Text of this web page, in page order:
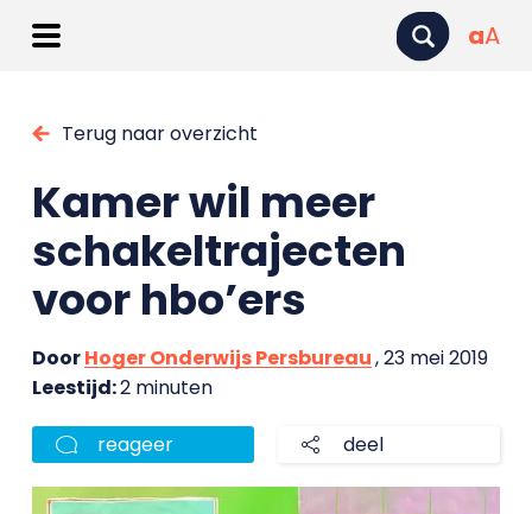
aA
Terug naar overzicht
Kamer wil meer
schakeltrajecten
voor hbo’ers
DoorHoger Onderwijs Persbureau, 23 mei 2019
Leestijd:2 minuten
reageer deel